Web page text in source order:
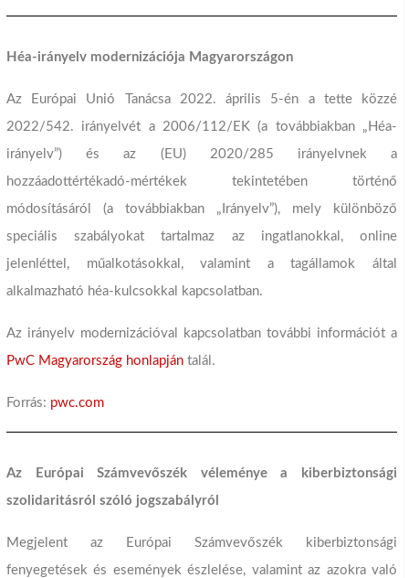
Héa-irányelv modernizációja Magyarországon
Az Európai Unió Tanácsa 2022. április 5-én a tette közzé
2022/542. irányelvét a 2006/112/EK (a továbbiakban „Héa-
irányelv”) és az (EU) 2020/285 irányelvnek a
hozzáadottértékadó-mértékek tekintetében történő
módosításáról (a továbbiakban „Irányelv”), mely különböző
speciális szabályokat tartalmaz az ingatlanokkal, online
jelenléttel, műalkotásokkal, valamint a tagállamok által
alkalmazható héa-kulcsokkal kapcsolatban.
Az irányelv modernizációval kapcsolatban további információt a
PwC Magyarország honlapján talál.
Forrás: pwc.com
Az Európai Számvevőszék véleménye a kiberbiztonsági
szolidaritásról szóló jogszabályról
Megjelent az Európai Számvevőszék kiberbiztonsági
fenyegetések és események észlelése, valamint az azokra való